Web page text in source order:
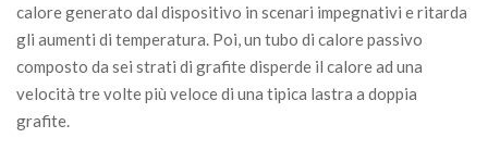
calore generato dal dispositivo in scenari impegnativi e ritarda
gli aumenti di temperatura. Poi, un tubo di calore passivo
composto da sei strati di grafite disperde il calore ad una
velocità tre volte più veloce di una tipica lastra a doppia
grafite.